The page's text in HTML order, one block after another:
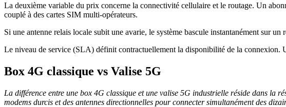
La deuxième variable du prix concerne la connectivité cellulaire et le routage. Un
couplé à des cartes SIM multi-opérateurs.
Si une antenne relais locale subit une avarie, le système bascule instantanément sur
Le niveau de service (SLA) définit contractuellement la disponibilité de la connexion.
Box 4G classique vs Valise 5G
La différence entre une box 4G classique et une valise 5G industrielle réside dans la
modems durcis et des antennes directionnelles pour connecter simultanément des